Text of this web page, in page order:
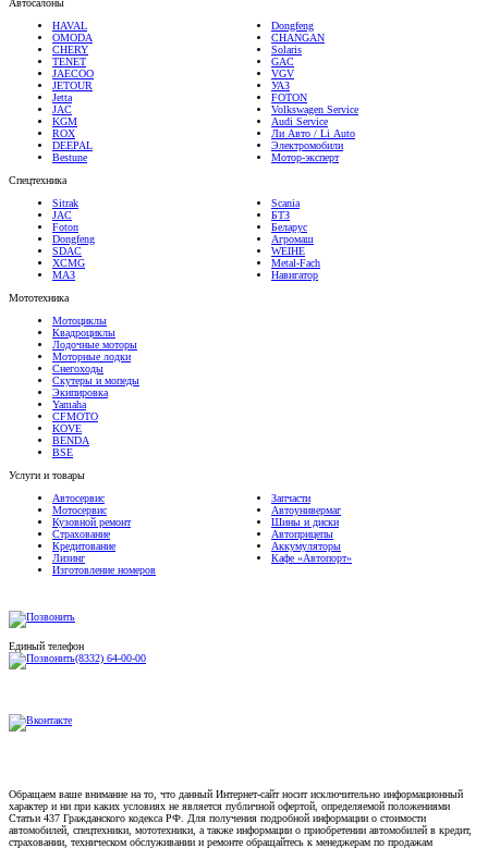
HAVAL
OMODA
CHERY
TENET
JAECOO
JETOUR
Jetta
JAC
KGM
ROX
DEEPAL
Bestune
CHANGAN
Solaris
GAC
VGV
УАЗ
FOTON
Volkswagen Service
Audi Service
Ли Авто / Li Auto
Электромобили
Мотор-эксперт
Спецтехника
Sitrak
JAC
Foton
Dongfeng
SDAC
XCMG
МАЗ
БТЗ
Беларус
Агромаш
WEIHE
Metal-Fach
Навигатор
Мототехника
Мотоциклы
Квадроциклы
Лодочные моторы
Моторные лодки
Снегоходы
Скутеры и мопеды
Экипировка
Yamaha
CFMOTO
KOVE
BENDA
BSE
Услуги и товары
Автосервис
Мотосервис
Кузовной ремонт
Страхование
Кредитование
Лизинг
Изготовление номеров
Автоунивермаг
Шины и диски
Автоприцепы
Аккумуляторы
Кафе «Автопорт»
Единый телефон
характер и ни при каких условиях не является публичной офертой, определяемой положениями
Статьи 437 Гражданского кодекса РФ. Для получения подробной информации о стоимости
автомобилей, спецтехники, мототехники, а также информации о приобретении автомобилей в кредит,
страховании, техническом обслуживании и ремонте обращайтесь к менеджерам по продажам
автоцентров ТКС «Мотор». Для получения автомобилей, запасных частях, дополнительном